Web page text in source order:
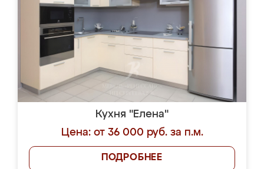
Кухня "Елена"
Цена: от 36 000 руб. за п.м.
ПОДРОБНЕЕ